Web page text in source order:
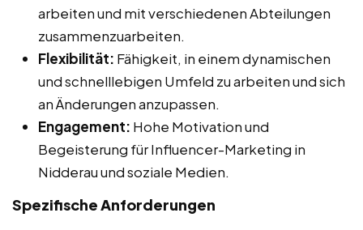
arbeiten und mit verschiedenen Abteilungen
zusammenzuarbeiten.
Flexibilität: Fähigkeit, in einem dynamischen
und schnelllebigen Umfeld zu arbeiten und sich
an Änderungen anzupassen.
Engagement: Hohe Motivation und
Begeisterung für Influencer-Marketing in
Nidderau und soziale Medien.
Spezifische Anforderungen